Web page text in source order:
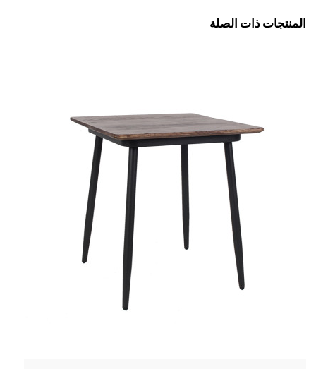
المنتجات ذات الصلة